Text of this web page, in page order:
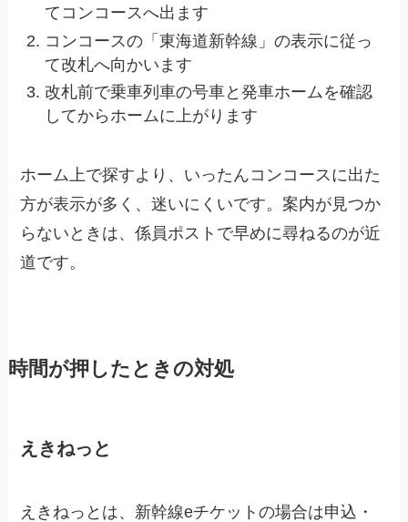
てコンコースへ出ます
コンコースの「東海道新幹線」の表示に従っ
て改札へ向かいます
改札前で乗車列車の号車と発車ホームを確認
してからホームに上がります
ホーム上で探すより、いったんコンコースに出た
方が表示が多く、迷いにくいです。案内が見つか
らないときは、係員ポストで早めに尋ねるのが近
道です。
時間が押したときの対処
えきねっと
えきねっとは、新幹線eチケットの場合は申込・